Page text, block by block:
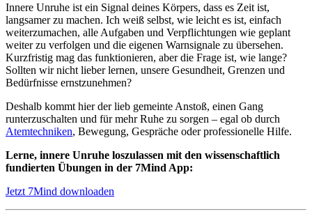
Innere Unruhe ist ein Signal deines Körpers, dass es Zeit ist,
langsamer zu machen. Ich weiß selbst, wie leicht es ist, einfach
weiterzumachen, alle Aufgaben und Verpflichtungen wie geplant
weiter zu verfolgen und die eigenen Warnsignale zu übersehen.
Kurzfristig mag das funktionieren, aber die Frage ist, wie lange?
Sollten wir nicht lieber lernen, unsere Gesundheit, Grenzen und
Bedürfnisse ernstzunehmen?
Deshalb kommt hier der lieb gemeinte Anstoß, einen Gang
runterzuschalten und für mehr Ruhe zu sorgen – egal ob durch
Atemtechniken, Bewegung, Gespräche oder professionelle Hilfe.
Lerne, innere Unruhe loszulassen mit den wissenschaftlich
fundierten Übungen in der 7Mind App:
Jetzt 7Mind downloaden